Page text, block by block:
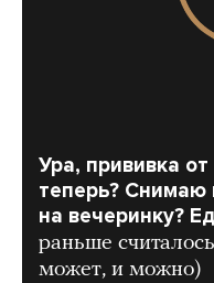
Ура, прививка
теперь? Снимаю
на вечеринку?
раньше
может, и можно)